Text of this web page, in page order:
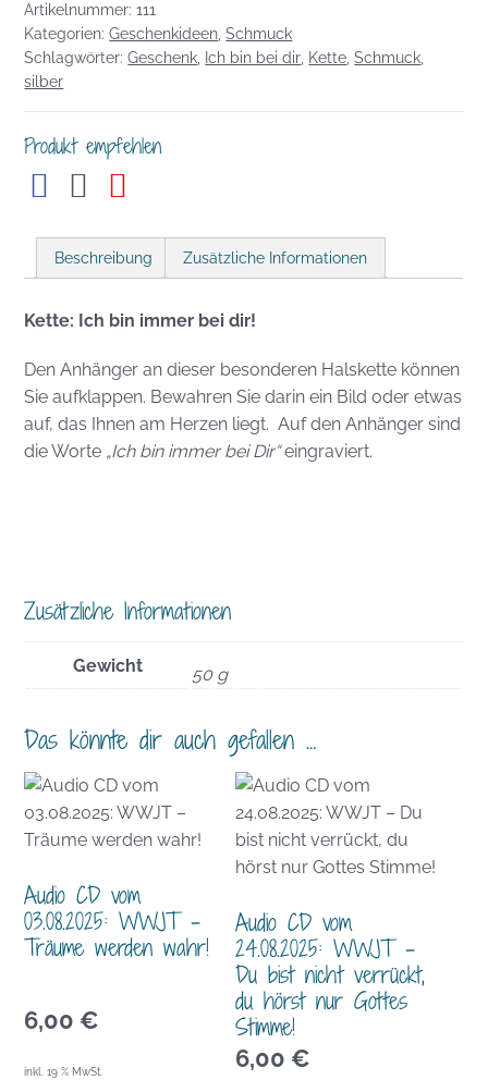
dir!
Menge
Artikelnummer:111
Kategorien:Geschenkideen ,Schmuck
Schlagwörter:Geschenk Ich bin bei dir Kette ,Schmuck
silber
Produkt empfehlen
Beschreibung Zusätzliche Informationen
Kette: Ich bin immer bei dir!
Den Anhänger an dieser besonderen Halskette können
Sie aufklappen. Bewahren Sie darin ein Bild oder etwas
auf, das Ihnen am Herzen liegt. Auf den Anhänger sind
die Worte „Ich bin immer bei Dir“eingraviert.
Zusätzliche Informationen
Gewicht 50 g
Das könnte dir auch gefallen …
Audio CD vom
03.08.2025: WWJT –
Träume werden wahr!
6,00 €
inkl. 19 % MwSt.
Audio CD vom
24.08.2025: WWJT –
Du bist nicht verrückt,
du hörst nur Gottes
Stimme!
6,00 €